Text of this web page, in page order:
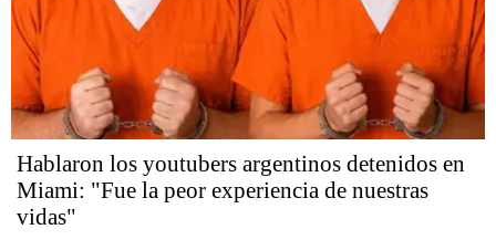
Hablaron los youtubers argentinos detenidos en
Miami: "Fue la peor experiencia de nuestras
vidas"